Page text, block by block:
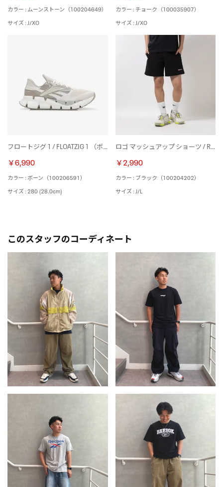
カラー : ムーンストーン（100204649）
サイズ : J/XO
カラー : チョーク（100035907）
サイズ : J/XO
フロートジグ 1 / FLOATZIG 1 （ボーン）
￥6,990
カラー : ボーン（100206591）
サイズ : 280 (28.0cm)
ロゴ マッシュアップ ショーツ / RI LOGO MASH UP SHORT （ブラック）
￥2,990
カラー : ブラック（100204202）
サイズ : J/L
このスタッフのコーディネート